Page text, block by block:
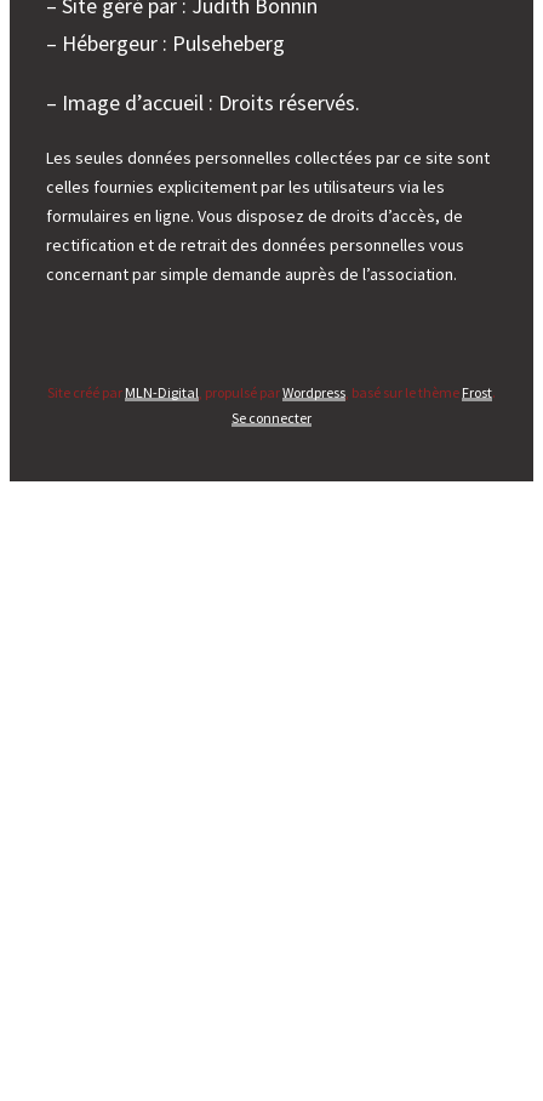
– Site géré par : Judith Bonnin
– Hébergeur : Pulseheberg
– Image d’accueil : Droits réservés.
Les seules données personnelles collectées par ce site sont
celles fournies explicitement par les utilisateurs via les
formulaires en ligne. Vous disposez de droits d’accès, de
rectification et de retrait des données personnelles vous
concernant par simple demande auprès de l’association.
Site créé par MLN-Digital, propulsé parWordpress, basé sur le thème Frost.
Se connecter